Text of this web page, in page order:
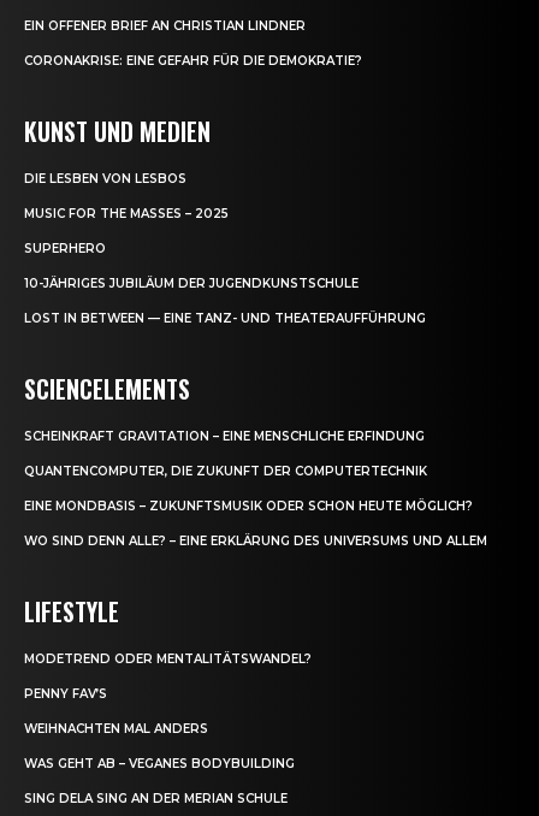
EIN OFFENER BRIEF AN CHRISTIAN LINDNER
CORONAKRISE: EINE GEFAHR FÜR DIE DEMOKRATIE?
KUNST UND MEDIEN
DIE LESBEN VON LESBOS
MUSIC FOR THE MASSES – 2025
SUPERHERO
10-JÄHRIGES JUBILÄUM DER JUGENDKUNSTSCHULE
LOST IN BETWEEN — EINE TANZ- UND THEATERAUFFÜHRUNG
SCIENCELEMENTS
SCHEINKRAFT GRAVITATION – EINE MENSCHLICHE ERFINDUNG
QUANTENCOMPUTER, DIE ZUKUNFT DER COMPUTERTECHNIK
EINE MONDBASIS – ZUKUNFTSMUSIK ODER SCHON HEUTE MÖGLICH?
WO SIND DENN ALLE? – EINE ERKLÄRUNG DES UNIVERSUMS UND ALLEM
LIFESTYLE
MODETREND ODER MENTALITÄTSWANDEL?
PENNY FAV’S
WEIHNACHTEN MAL ANDERS
WAS GEHT AB – VEGANES BODYBUILDING
SING DELA SING AN DER MERIAN SCHULE